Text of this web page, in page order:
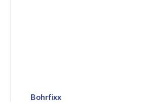
Bohrfixx